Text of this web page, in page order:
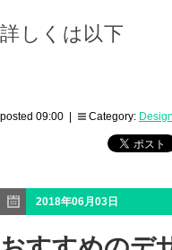
詳しくは以下
posted 09:00 | Category:
2018年06月03日